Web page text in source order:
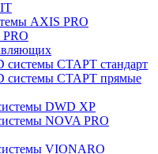
AXIS PRO
СТАРТ стандарт
системы СТАРТ прямые
DWD XP
NOVA PRO
VIONARO